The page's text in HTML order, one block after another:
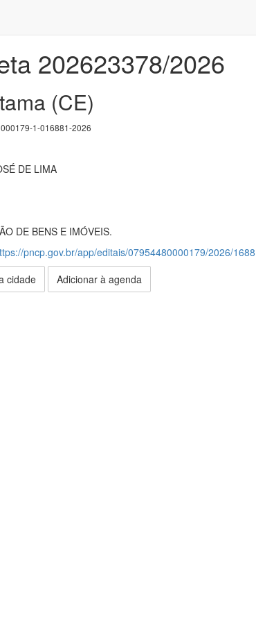
202623378/2026
(CE)
1-016881-2026
DE LIMA
DE BENS E IMÓVEIS.
pncp.gov.br/app/editais/07954480000179/2026/
cidade Adicionar à agenda